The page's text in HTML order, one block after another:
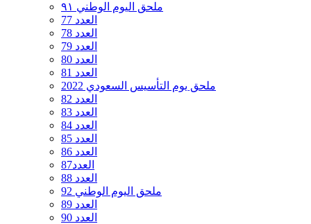
ملحق اليوم الوطني ٩١
العدد 77
العدد 78
العدد 79
العدد 80
العدد 81
ملحق يوم التأسيس السعودي 2022
العدد 82
العدد 83
العدد 84
العدد 85
العدد 86
العدد87
العدد 88
ملحق اليوم الوطني 92
العدد 89
العدد 90